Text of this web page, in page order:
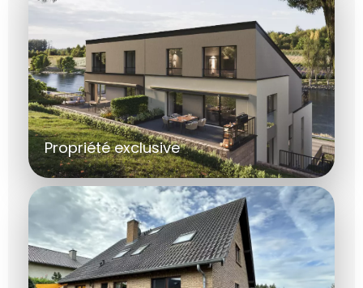
Propriété exclusive